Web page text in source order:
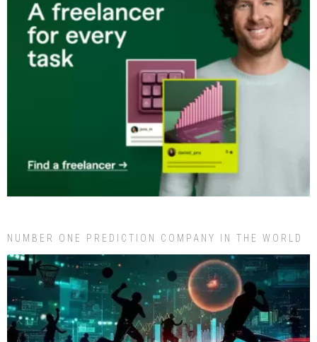
NUMBER ONE PREDICTION COMPANY IN THE WORLD